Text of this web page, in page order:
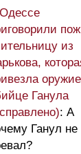
из
оружие
Ганула
: А
Ганул не